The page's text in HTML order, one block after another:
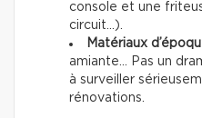
console et une
circuit...).
Matériaux
amiante… Pas un
à surveiller
rénovations.